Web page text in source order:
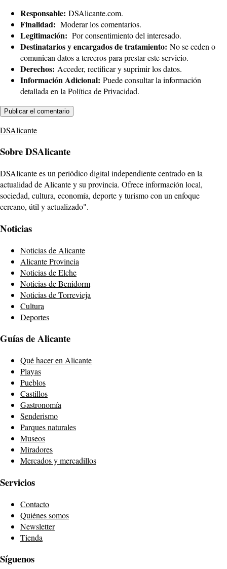
Responsable: DSAlicante.com.
Finalidad: Moderar los comentarios.
Legitimación: Por consentimiento del interesado.
Destinatarios y encargados de tratamiento: No se ceden o
comunican datos a terceros para prestar este servicio.
Derechos: Acceder, rectificar y suprimir los datos.
Información Adicional: Puede consultar la información
detallada en la Política de Privacidad.
DSAlicante
Sobre DSAlicante
DSAlicante es un periódico digital independiente centrado en la
actualidad de Alicante y su provincia. Ofrece información local,
sociedad, cultura, economía, deporte y turismo con un enfoque
cercano, útil y actualizado".
Noticias
Noticias de Alicante
Alicante Provincia
Noticias de Elche
Noticias de Benidorm
Noticias de Torrevieja
Cultura
Deportes
Guías de Alicante
Qué hacer en Alicante
Playas
Pueblos
Castillos
Gastronomía
Senderismo
Parques naturales
Museos
Miradores
Mercados y mercadillos
Servicios
Contacto
Quiénes somos
Newsletter
Tienda
Síguenos